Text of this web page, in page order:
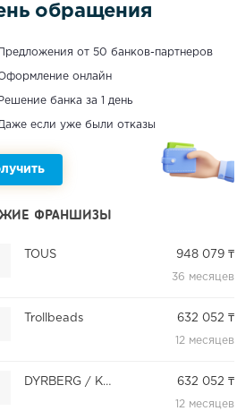
обращения
Предложения от 50 банков-партнеров
онлайн
Решение банка за 1 день
если уже были отказы
ФРАНШИЗЫ
TOUS 948 079 ₸
36 месяцев
Trollbeads 632 052 ₸
12 месяцев
DYRBERG / KERN 632 052 ₸
12 месяцев